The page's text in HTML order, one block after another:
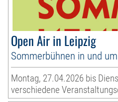
Open Air in Leipzig
Sommerbühnen in und
Montag, 27.04.2026 bis
verschiedene